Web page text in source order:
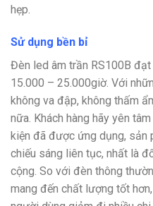
hẹp.
Sử dụng bền bỉ
Đèn led âm trần RS100B
15.000 – 25.000giờ. Với
không va đập, không thấm
nữa. Khách hàng hãy yên
kiện đã được ứng dụng, sản
chiếu sáng liên tục, nhất là
cộng. So với đèn thông
mang đến chất lượng tốt